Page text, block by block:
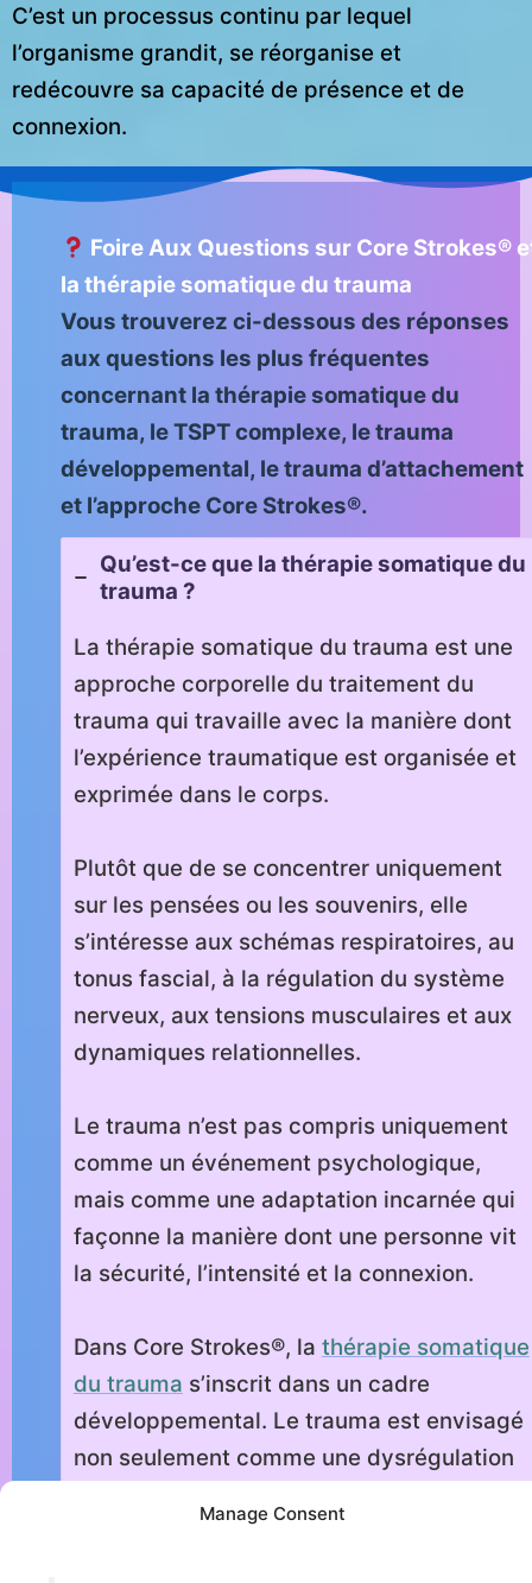
Manage Consent
C’est un processus continu par lequel
l’organisme grandit, se réorganise et
redécouvre sa capacité de présence et de
connexion.
Foire Aux Questions sur Core Strokes®
la thérapie somatique du trauma
Vous trouverez ci-dessous des réponses
aux questions les plus fréquentes
concernant la thérapie somatique du
trauma, le TSPT complexe, le trauma
développemental, le trauma d’attachement
et l’approche Core Strokes®.
Qu’est-ce que la thérapie somatique du
trauma ?
La thérapie somatique du trauma est une
approche corporelle du traitement du
trauma qui travaille avec la manière dont
l’expérience traumatique est organisée et
exprimée dans le corps.
Plutôt que de se concentrer uniquement
sur les pensées ou les souvenirs, elle
s’intéresse aux schémas respiratoires, au
tonus fascial, à la régulation du système
nerveux, aux tensions musculaires et aux
dynamiques relationnelles.
Le trauma n’est pas compris uniquement
comme un événement psychologique,
mais comme une adaptation incarnée qui
façonne la manière dont une personne vit
la sécurité, l’intensité et la connexion.
Dans Core Strokes®, la thérapie somatique
du trauma s’inscrit dans un cadre
développemental. Le trauma est envisagé
non seulement comme une dysrégulation
une restriction de capacités incarnées